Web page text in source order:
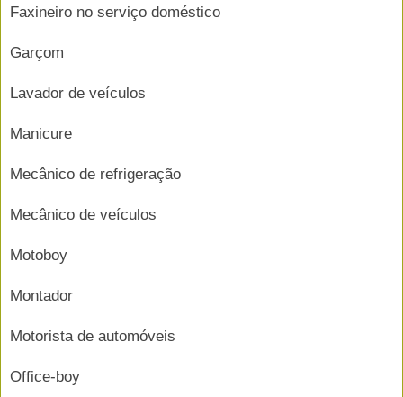
Faxineiro no serviço doméstico
Garçom
Lavador de veículos
Manicure
Mecânico de refrigeração
Mecânico de veículos
Motoboy
Montador
Motorista de automóveis
Office-boy